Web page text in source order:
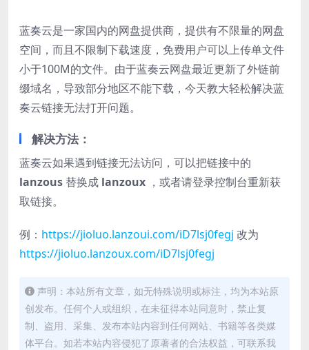
蓝奏云是一家国内的网盘提供商，提供有不限量的网盘
空间，而且不限制下载速度，免费用户可以上传单文件
小于100M的文件。由于蓝奏云网盘最近更新了外链前
缀域名，导致部分地区不能下载，今天教大轻松解决蓝
奏云链接无法打开问题。
解决方法：
蓝奏云如果遇到链接无法访问，可以把链接中的
lanzous 替换成 lanzoux ，或者请登录控制台重新获
取链接。
例： https://jioluo.lanzoui.com/iD7lsj0fegj 改为
https://jioluo.lanzoux.com/iD7lsj0fegj
声明：本站所有文章，如无特殊说明或标注，均为本站原
创发布。任何个人或组织，在未征得本站同意时，禁止复
制、盗用、采集、发布本站内容到任何网站、书籍等各类媒
体平台。如若本站内容侵犯了原著者的合法权益，可联系我